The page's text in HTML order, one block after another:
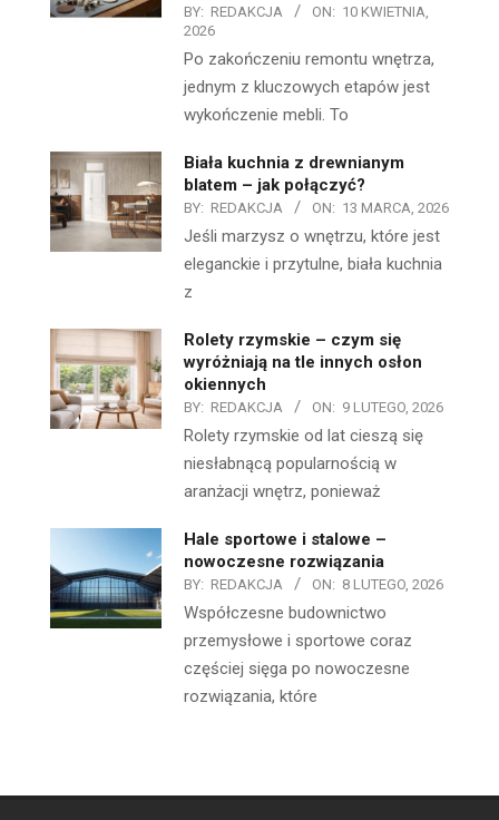
BY: REDAKCJA ON: 10 KWIETNIA,
2026
Po zakończeniu remontu wnętrza,
jednym z kluczowych etapów jest
wykończenie mebli. To
Biała kuchnia z drewnianym
blatem – jak połączyć?
BY: REDAKCJA ON: 13 MARCA, 2026
Jeśli marzysz o wnętrzu, które jest
eleganckie i przytulne, biała kuchnia
z
Rolety rzymskie – czym się
wyróżniają na tle innych osłon
okiennych
BY: REDAKCJA ON: 9 LUTEGO, 2026
Rolety rzymskie od lat cieszą się
niesłabnącą popularnością w
aranżacji wnętrz, ponieważ
Hale sportowe i stalowe –
nowoczesne rozwiązania
BY: REDAKCJA ON: 8 LUTEGO, 2026
Współczesne budownictwo
przemysłowe i sportowe coraz
częściej sięga po nowoczesne
rozwiązania, które